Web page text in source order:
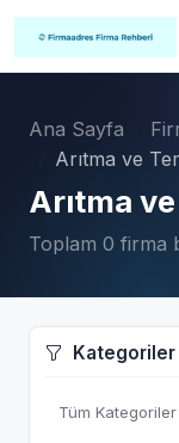
Ana Sayfa
Arıtma ve
Arıtma
Toplam 0 firma
Kategoriler
Tüm Kategoriler